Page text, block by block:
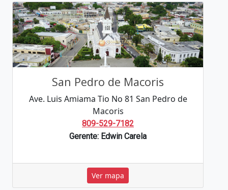
San Pedro de Macoris
Ave. Luis Amiama Tio No 81 San Pedro de
Macoris
809-529-7182
Gerente: Edwin Carela
Ver mapa